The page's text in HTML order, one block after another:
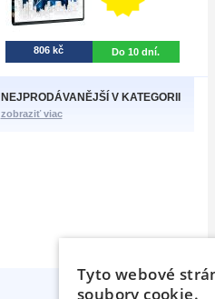
806 kč Do 10 dní.
NEJPRODÁVANĚJŠÍ V KATEGORII
zobraziť viac
Tyto webové
soubory cookie.